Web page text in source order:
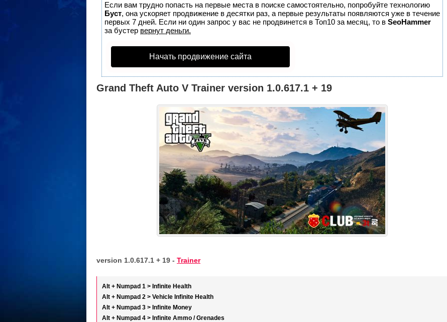
Если вам трудно попасть на первые места в поиске самостоятельно, попробуйте технологию
Буст, она ускоряет продвижение в десятки раз, а первые результаты появляются уже в течение
первых 7 дней. Если ни один запрос у вас не продвинется в Топ10 за месяц, то в SeoHammer
за бустер вернут деньги.
Начать продвижение сайта
Grand Theft Auto V Trainer version 1.0.617.1 + 19
version 1.0.617.1 + 19 - Trainer
Alt + Numpad 1 > Infinite Health
Alt + Numpad 2 > Vehicle Infinite Health
Alt + Numpad 3 > Infinite Money
Alt + Numpad 4 > Infinite Ammo / Grenades